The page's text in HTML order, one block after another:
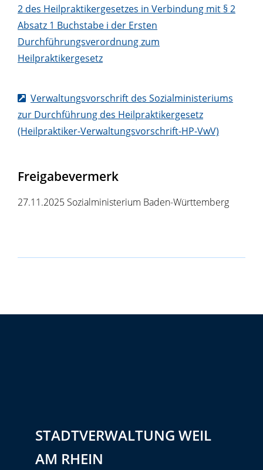
2 des Heilpraktikergesetzes in Verbindung mit § 2
Absatz 1 Buchstabe i der Ersten
Durchführungsverordnung zum
Heilpraktikergesetz
Verwaltungsvorschrift des Sozialministeriums
zur Durchführung des Heilpraktikergesetz
(Heilpraktiker-Verwaltungsvorschrift-HP-VwV)
Freigabevermerk
27.11.2025 Sozialministerium Baden-Württemberg
STADTVERWALTUNG WEIL
AM RHEIN